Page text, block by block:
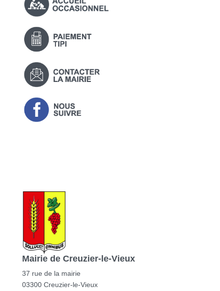
Mairie de Creuzier-le-Vieux
37 rue de la mairie
03300 Creuzier-le-Vieux